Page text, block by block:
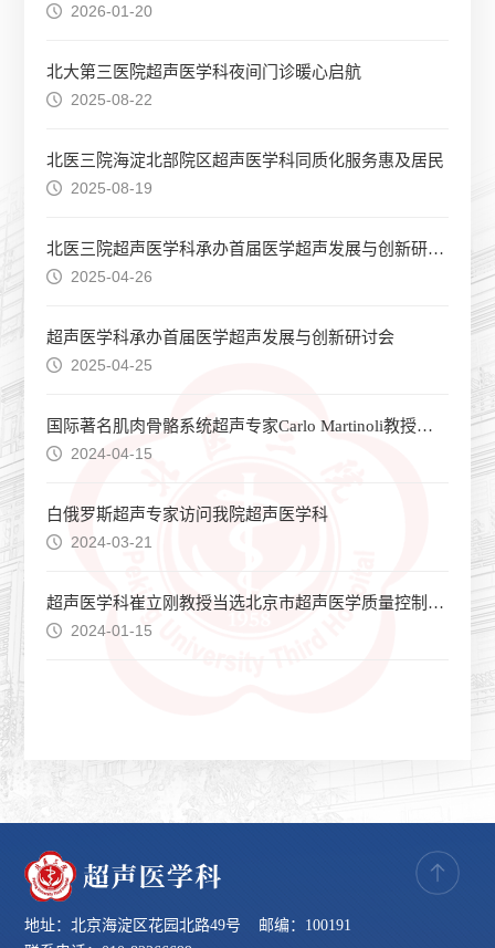
2026-01-20
北大第三医院超声医学科夜间门诊暖心启航
2025-08-22
北医三院海淀北部院区超声医学科同质化服务惠及居民
2025-08-19
北医三院超声医学科承办首届医学超声发展与创新研讨会
2025-04-26
超声医学科承办首届医学超声发展与创新研讨会
2025-04-25
国际著名肌肉骨骼系统超声专家Carlo Martinoli教授莅临北京大学第三医院超声医学科授课交流
2024-04-15
白俄罗斯超声专家访问我院超声医学科
2024-03-21
超声医学科崔立刚教授当选北京市超声医学质量控制和改进中心专家委员会副主任委员
2024-01-15
地址：北京海淀区花园北路49号 邮编：100191